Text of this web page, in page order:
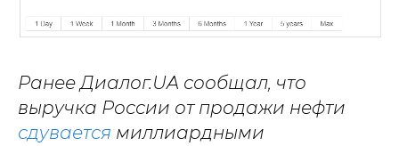
Ранее Диалог.UA сообщал, что
выручка России от продажи нефти
сдувается миллиардными